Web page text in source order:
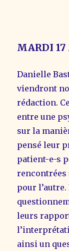
MARDI
Danielle
viendront
rédaction.
entre une
sur la
pensé leur
patient-e-s
rencontrées
pour
leurs
ainsi un